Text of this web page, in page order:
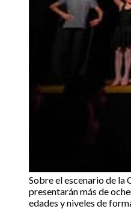
Sobre el escenario de la
presentarán más de
edades y niveles de